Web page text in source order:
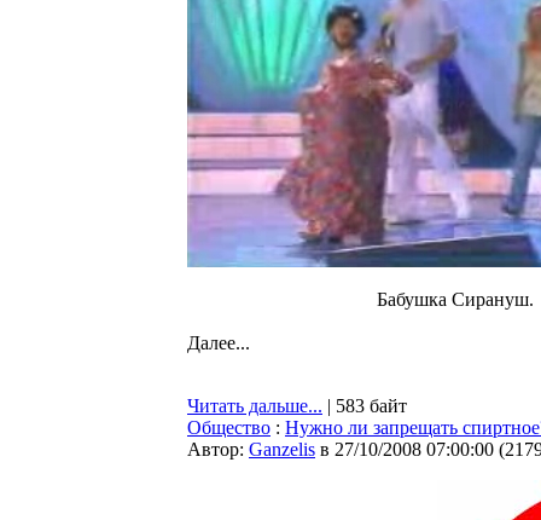
Бабушка Сирануш.
Далее...
Читать дальше... | 583 байт
Общество : Нужно ли запрещать
Автор: Ganzelis в 27/10/2008 07:00:00 (